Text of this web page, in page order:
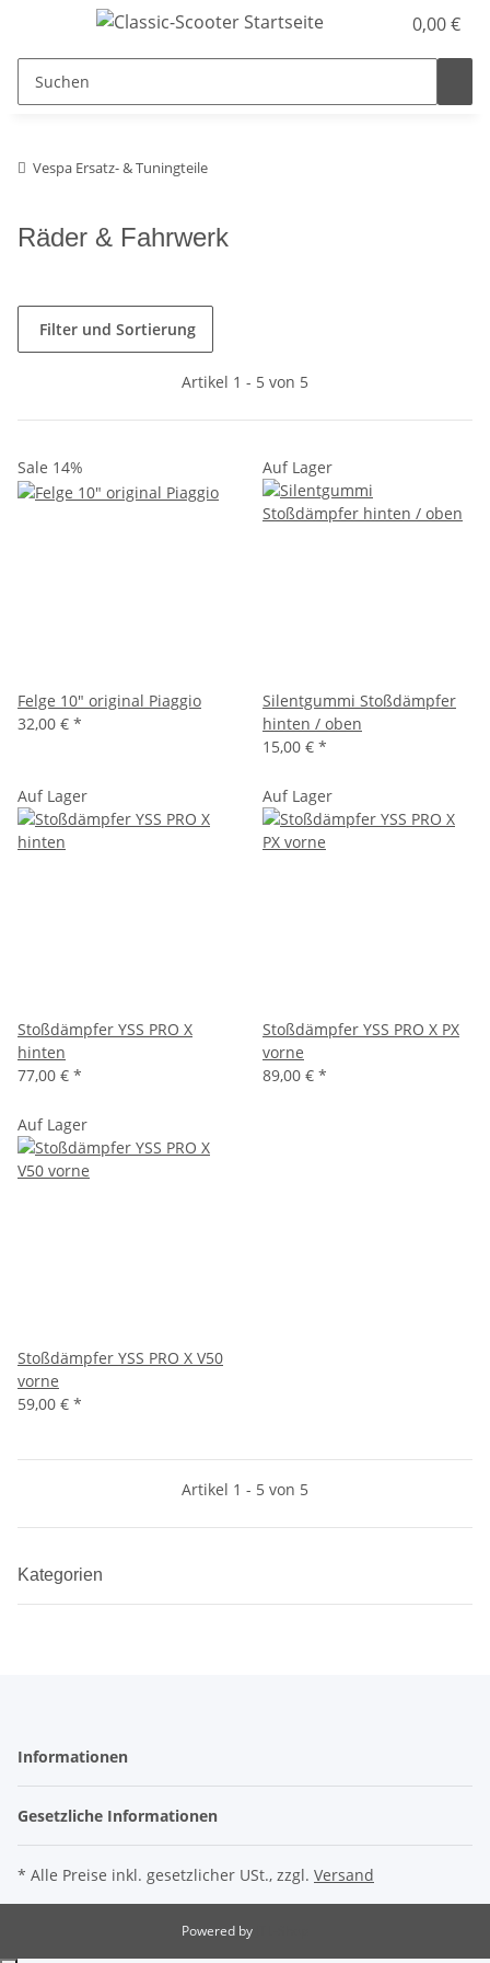
0,00 €
Vespa Ersatz- & Tuningteile
Räder & Fahrwerk
Filter und Sortierung
Artikel 1 - 5 von 5
Sale 14%
Felge 10" original Piaggio
32,00 € *
Auf Lager
Silentgummi Stoßdämpfer
hinten / oben
15,00 € *
Auf Lager
Stoßdämpfer YSS PRO X
hinten
77,00 € *
Auf Lager
Stoßdämpfer YSS PRO X PX
vorne
89,00 € *
Auf Lager
Stoßdämpfer YSS PRO X V50
vorne
59,00 € *
Artikel 1 - 5 von 5
Kategorien
Informationen
Gesetzliche Informationen
* Alle Preise inkl. gesetzlicher USt., zzgl. Versand
Powered by